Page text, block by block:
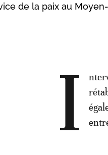
de la paix au
I